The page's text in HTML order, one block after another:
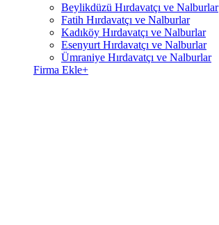
Beylikdüzü Hırdavatçı ve Nalburlar
Fatih Hırdavatçı ve Nalburlar
Kadıköy Hırdavatçı ve Nalburlar
Esenyurt Hırdavatçı ve Nalburlar
Ümraniye Hırdavatçı ve Nalburlar
Firma Ekle+